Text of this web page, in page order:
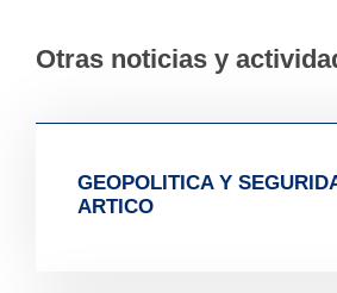
Otras noticias y
GEOPOLITICA Y
ARTICO